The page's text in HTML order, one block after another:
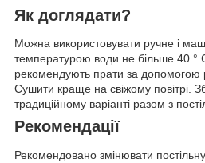
Як доглядати?
Можна використовувати ручне і
температурою води не більше 40 °
рекомендують прати за допомогою
Сушити краще на свіжому повітрі.
традиційному варіанті разом з
Рекомендації
Рекомендовано змінювати